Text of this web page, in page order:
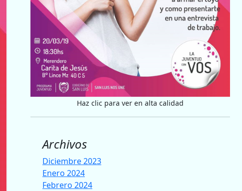
Haz clic para ver en alta calidad
Archivos
Diciembre 2023
Enero 2024
Febrero 2024